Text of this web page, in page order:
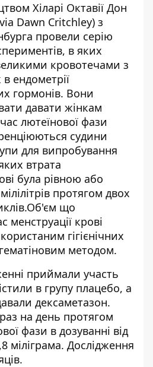
Хіларі Октавії Дон
Dawn Critchley) з
провели серію
в яких
кровотечами з
ендометрії
гормонів. Вони
давати жінкам
лютеїнової фази
судини
для випробування
втрата
була рівною або
протягом двох
що
менструації крові
гігієнічних
методом.
приймали участь
в групу плацебо, а
дексаметазон.
на день протягом
фази в дозуванні від
міліграма. Дослідження